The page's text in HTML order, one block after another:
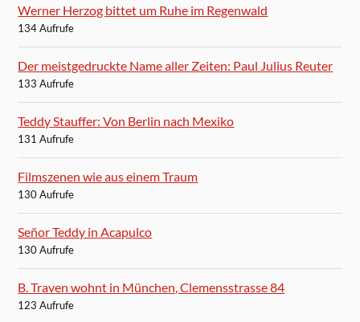
Werner Herzog bittet um Ruhe im Regenwald
134 Aufrufe
Der meistgedruckte Name aller Zeiten: Paul Julius Reuter
133 Aufrufe
Teddy Stauffer: Von Berlin nach Mexiko
131 Aufrufe
Filmszenen wie aus einem Traum
130 Aufrufe
Señor Teddy in Acapulco
130 Aufrufe
B. Traven wohnt in München, Clemensstrasse 84
123 Aufrufe